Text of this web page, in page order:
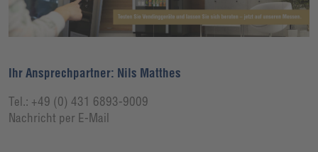
Ihr Ansprechpartner: Nils Matthes
Tel.: +49 (0) 431 6893-9009
Nachricht per E-Mail